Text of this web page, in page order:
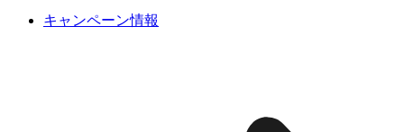
キャンペーン情報